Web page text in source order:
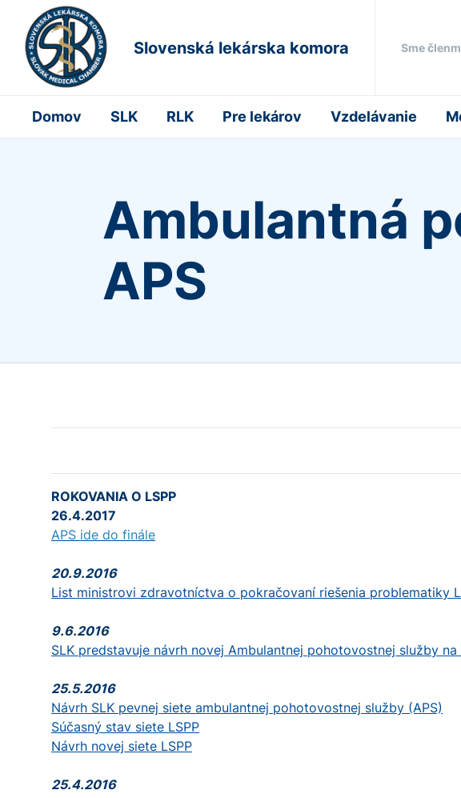
Slovenská lekárska komora Sme
Domov SLK RLK Pre lekárov Vzdelávanie
Ambulantná
APS
ROKOVANIA O LSPP
26.4.2017
APS ide do finále
20.9.2016
List ministrovi zdravotníctva o pokračovaní riešenia problematiky
9.6.2016
SLK predstavuje návrh novej Ambulantnej pohotovostnej služby
25.5.2016
Návrh SLK pevnej siete ambulantnej pohotovostnej služby (APS)
Súčasný stav siete LSPP
Návrh novej siete LSPP
25.4.2016